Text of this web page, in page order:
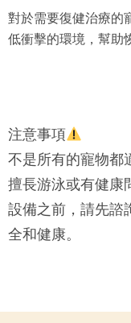
對於需要復健治療的
低衝擊的環境，幫助
注意事項
不是所有的寵物都
擅長游泳或有健康
設備之前，請先諮
全和健康。